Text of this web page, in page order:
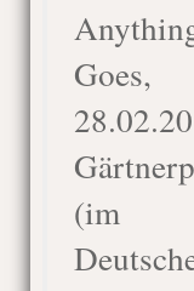
Goes,
(im